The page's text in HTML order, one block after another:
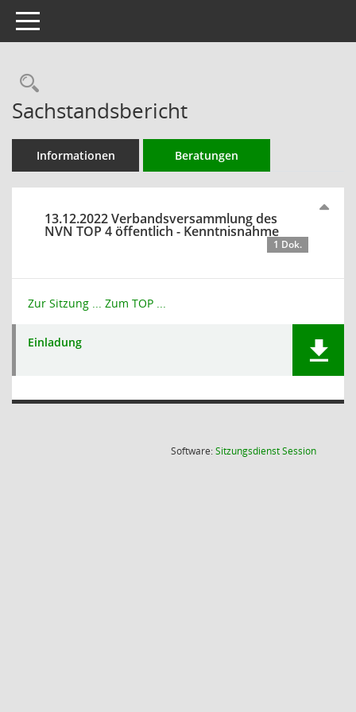
Toggle navigation
Rechercheauswahl
Sachstandsbericht
Informationen Beratungen
13.12.2022 Verbandsversammlung des
NVN TOP 4 öffentlich - Kenntnisnahme
1 Dok.
Zur Sitzung ... Zum TOP ...
Einladung
Software:SitzungsdienstSession(Wird in